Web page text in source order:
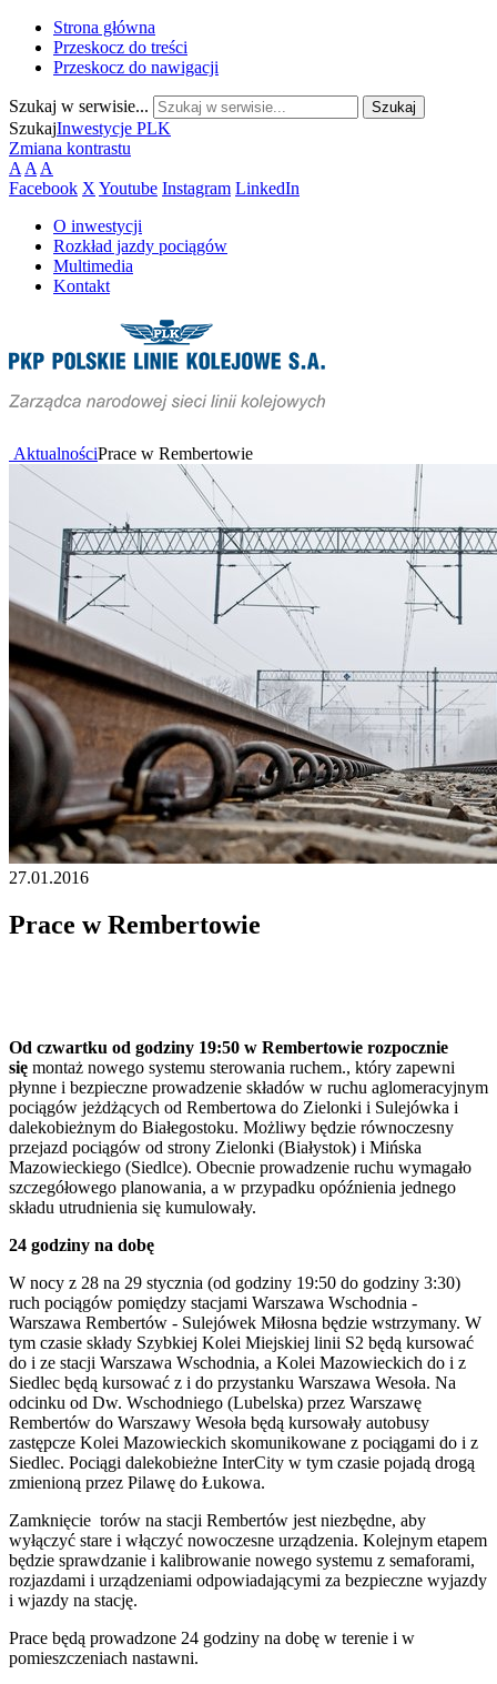
Strona główna
Przeskocz do treści
Przeskocz do nawigacji
Szukaj w serwisie...
SzukajInwestycje PLK
Zmiana kontrastu
A A A
Facebook X Youtube Instagram LinkedIn
O inwestycji
Rozkład jazdy pociągów
Multimedia
Kontakt
AktualnościPrace w Rembertowie
27.01.2016
Prace w Rembertowie
Od czwartku od godziny 19:50 w Rembertowie rozpocznie
się montaż nowego systemu sterowania ruchem., który zapewni
płynne i bezpieczne prowadzenie składów w ruchu aglomeracyjnym
pociągów jeżdżących od Rembertowa do Zielonki i Sulejówka i
dalekobieżnym do Białegostoku. Możliwy będzie równoczesny
przejazd pociągów od strony Zielonki (Białystok) i Mińska
Mazowieckiego (Siedlce). Obecnie prowadzenie ruchu wymagało
szczegółowego planowania, a w przypadku opóźnienia jednego
składu utrudnienia się kumulowały.
24 godziny na dobę
W nocy z 28 na 29 stycznia (od godziny 19:50 do godziny 3:30)
ruch pociągów pomiędzy stacjami Warszawa Wschodnia -
Warszawa Rembertów - Sulejówek Miłosna będzie wstrzymany. W
tym czasie składy Szybkiej Kolei Miejskiej linii S2 będą kursować
do i ze stacji Warszawa Wschodnia, a Kolei Mazowieckich do i z
Siedlec będą kursować z i do przystanku Warszawa Wesoła. Na
odcinku od Dw. Wschodniego (Lubelska) przez Warszawę
Rembertów do Warszawy Wesoła będą kursowały autobusy
zastępcze Kolei Mazowieckich skomunikowane z pociągami do i z
Siedlec. Pociągi dalekobieżne InterCity w tym czasie pojadą drogą
zmienioną przez Pilawę do Łukowa.
Zamknięcie torów na stacji Rembertów jest niezbędne, aby
wyłączyć stare i włączyć nowoczesne urządzenia. Kolejnym etapem
będzie sprawdzanie i kalibrowanie nowego systemu z semaforami,
rozjazdami i urządzeniami odpowiadającymi za bezpieczne wyjazdy
i wjazdy na stację.
Prace będą prowadzone 24 godziny na dobę w terenie i w
pomieszczeniach nastawni.